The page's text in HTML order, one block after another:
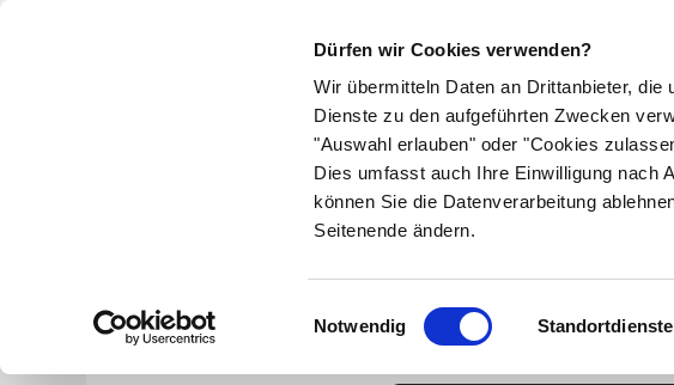
Dürfen wir Cookies verwenden?
Wir übermitteln Daten an Drittanbieter,
Dienste zu den aufgeführten Zwecken
"Auswahl erlauben" oder "Cookies
Dies umfasst auch Ihre Einwilligung nach
können Sie die Datenverarbeitung
Seitenende ändern.
Einwilligungsauswahl
Notwendig Standortdienste
Symptome Therapie Medikamente